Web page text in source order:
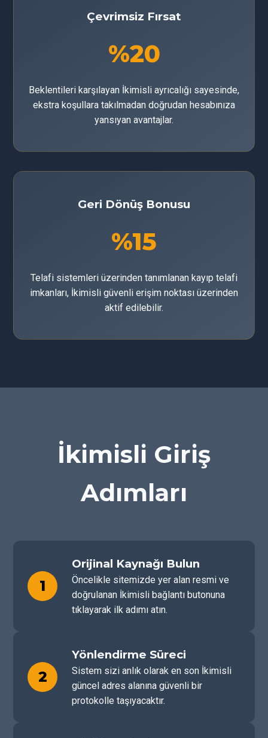
Çevrimsiz Fırsat
%20
Beklentileri karşılayan İkimisli ayrıcalığı sayesinde,
ekstra koşullara takılmadan doğrudan hesabınıza
yansıyan avantajlar.
Geri Dönüş Bonusu
%15
Telafi sistemleri üzerinden tanımlanan kayıp telafi
imkanları, İkimisli güvenli erişim noktası üzerinden
aktif edilebilir.
İkimisli Giriş
Adımları
1
Orijinal Kaynağı Bulun
Öncelikle sitemizde yer alan resmi ve
doğrulanan İkimisli bağlantı butonuna
tıklayarak ilk adımı atın.
2
Yönlendirme Süreci
Sistem sizi anlık olarak en son İkimisli
güncel adres alanına güvenli bir
protokolle taşıyacaktır.